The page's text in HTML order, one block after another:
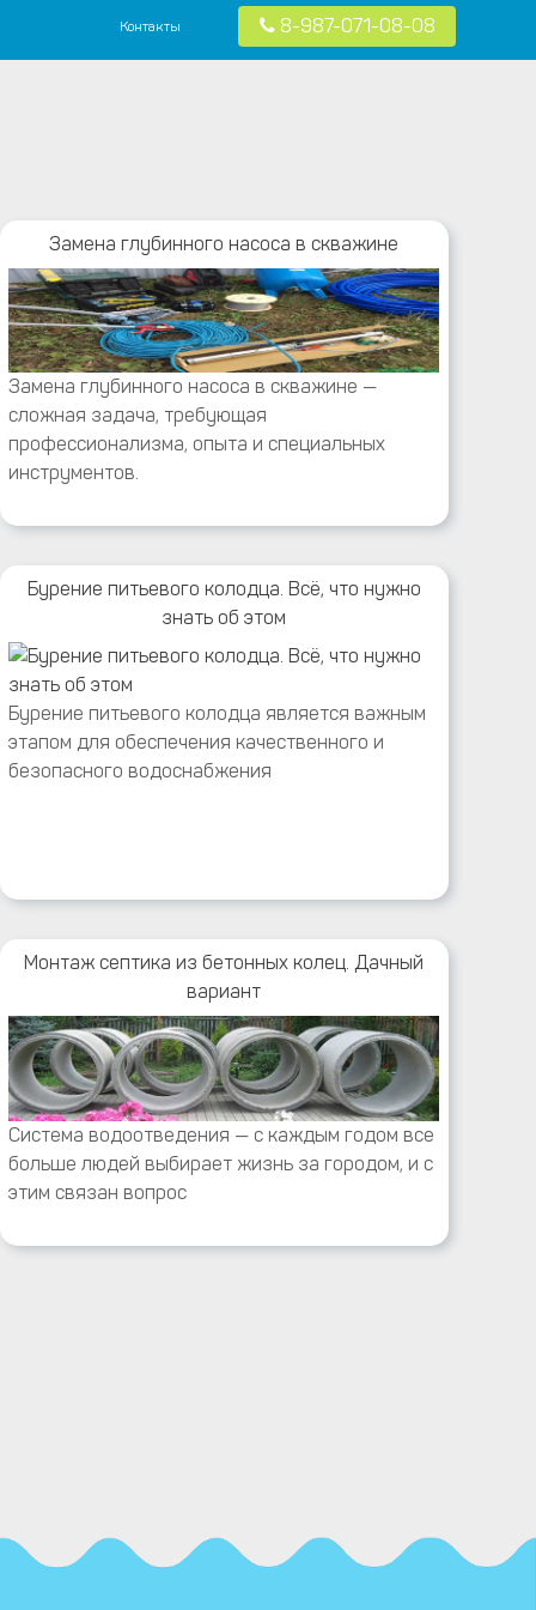
Контакты 8-987-071-08-08
Замена глубинного насоса в скважине
Замена глубинного насоса в скважине —
сложная задача, требующая
профессионализма, опыта и специальных
инструментов.
Бурение питьевого колодца. Всё, что нужно
знать об этом
Бурение питьевого колодца является важным
этапом для обеспечения качественного и
безопасного водоснабжения
Монтаж септика из бетонных колец. Дачный
вариант
Система водоотведения — с каждым годом все
больше людей выбирает жизнь за городом, и с
этим связан вопрос